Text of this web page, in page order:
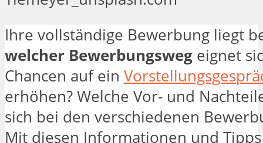
Ihre vollständige Bewerbung liegt
welcher Bewerbungsweg eignet
Chancen auf ein
erhöhen? Welche Vor- und
sich bei den verschiedenen
Mit diesen Informationen und